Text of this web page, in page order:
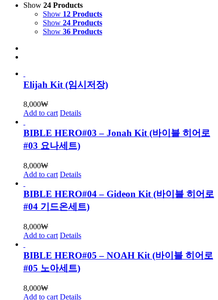
Show 24 Products
Show 12 Products
Show 24 Products
Show 36 Products
Elijah Kit (임시저장)
8,000₩
Add to cart Details
BIBLE HERO#03 – Jonah Kit (바이블 히어로
#03 요나세트)
8,000₩
Add to cart Details
BIBLE HERO#04 – Gideon Kit (바이블 히어로
#04 기드온세트)
8,000₩
Add to cart Details
BIBLE HERO#05 – NOAH Kit (바이블 히어로
#05 노아세트)
8,000₩
Add to cart Details